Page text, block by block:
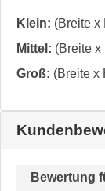
Klein: (Breite x
Mittel: (Breite x
Groß: (Breite x
Bewertung